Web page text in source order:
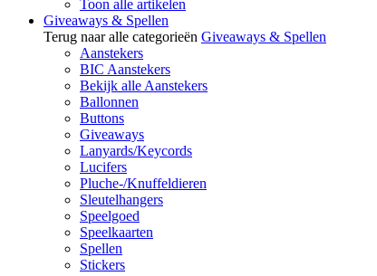
Toon alle artikelen
Giveaways & Spellen
Terug naar alle categorieën Giveaways & Spellen
Aanstekers
BIC Aanstekers
Bekijk alle Aanstekers
Ballonnen
Buttons
Giveaways
Lanyards/Keycords
Lucifers
Pluche-/Knuffeldieren
Sleutelhangers
Speelgoed
Speelkaarten
Spellen
Stickers